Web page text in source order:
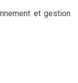
et gestion